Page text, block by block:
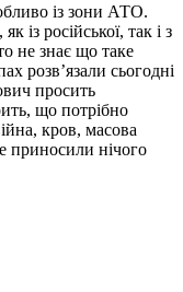
із зони АТО.
із російської, так і з
не знає що таке
розв’язали сьогодні
просить
що потрібно
кров, масова
приносили нічого